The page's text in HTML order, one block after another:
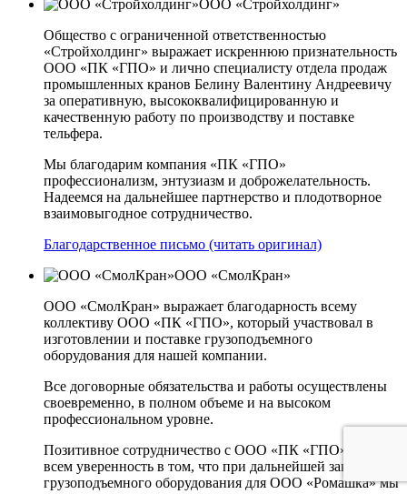
ООО «Стройхолдинг»
Общество с ограниченной ответственностью
«Стройхолдинг» выражает искреннюю признательность
ООО «ПК «ГПО» и лично специалисту отдела продаж
промышленных кранов Белину Валентину Андреевичу
за оперативную, высококвалифицированную и
качественную работу по производству и поставке
тельфера.
Мы благодарим компания «ПК «ГПО»
профессионализм, энтузиазм и доброжелательность.
Надеемся на дальнейшее партнерство и плодотворное
взаимовыгодное сотрудничество.
Благодарственное письмо (читать оригинал)
ООО «СмолКран»
ООО «СмолКран» выражает благодарность всему
коллективу ООО «ПК «ГПО», который участвовал в
изготовлении и поставке грузоподъемного
оборудования для нашей компании.
Все договорные обязательства и работы осуществлены
своевременно, в полном объеме и на высоком
профессиональном уровне.
Позитивное сотрудничество с ООО «ПК «ГПО» дает
всем уверенность в том, что при дальнейшей закупке
грузоподъемного оборудования для ООО «Ромашка» мы